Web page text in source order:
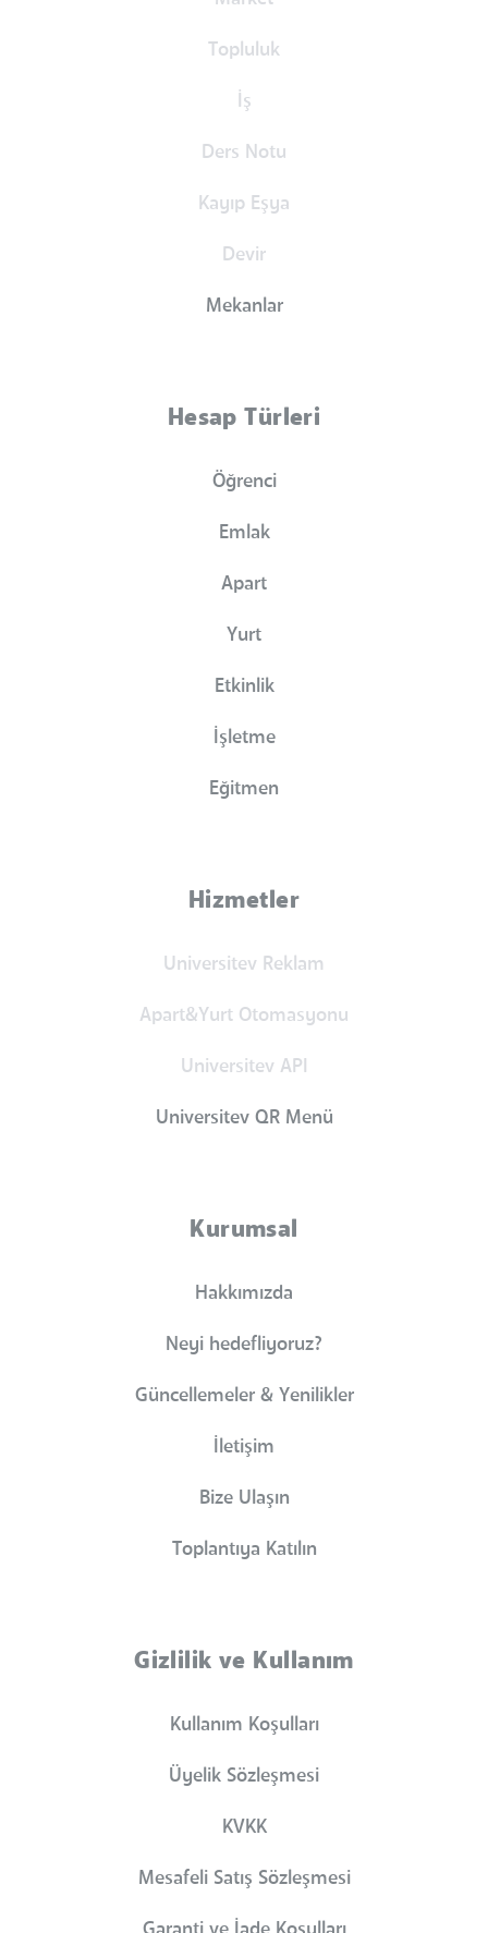
Topluluk
İş
Ders Notu
Kayıp Eşya
Devir
Mekanlar
Hesap Türleri
Öğrenci
Emlak
Apart
Yurt
Etkinlik
İşletme
Eğitmen
Hizmetler
Universitev Reklam
Apart&Yurt Otomasyonu
Universitev API
Universitev QR Menü
Kurumsal
Hakkımızda
Neyi hedefliyoruz?
Güncellemeler & Yenilikler
İletişim
Bize Ulaşın
Toplantıya Katılın
Gizlilik ve Kullanım
Kullanım Koşulları
Üyelik Sözleşmesi
KVKK
Mesafeli Satış Sözleşmesi